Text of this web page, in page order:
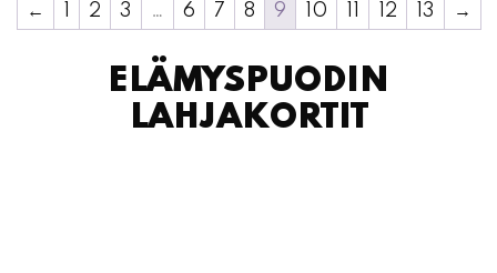
← 2 3 … 6 7 8 9 10 12 13 →
ELÄMYSPUODIN
LAHJAKORTIT